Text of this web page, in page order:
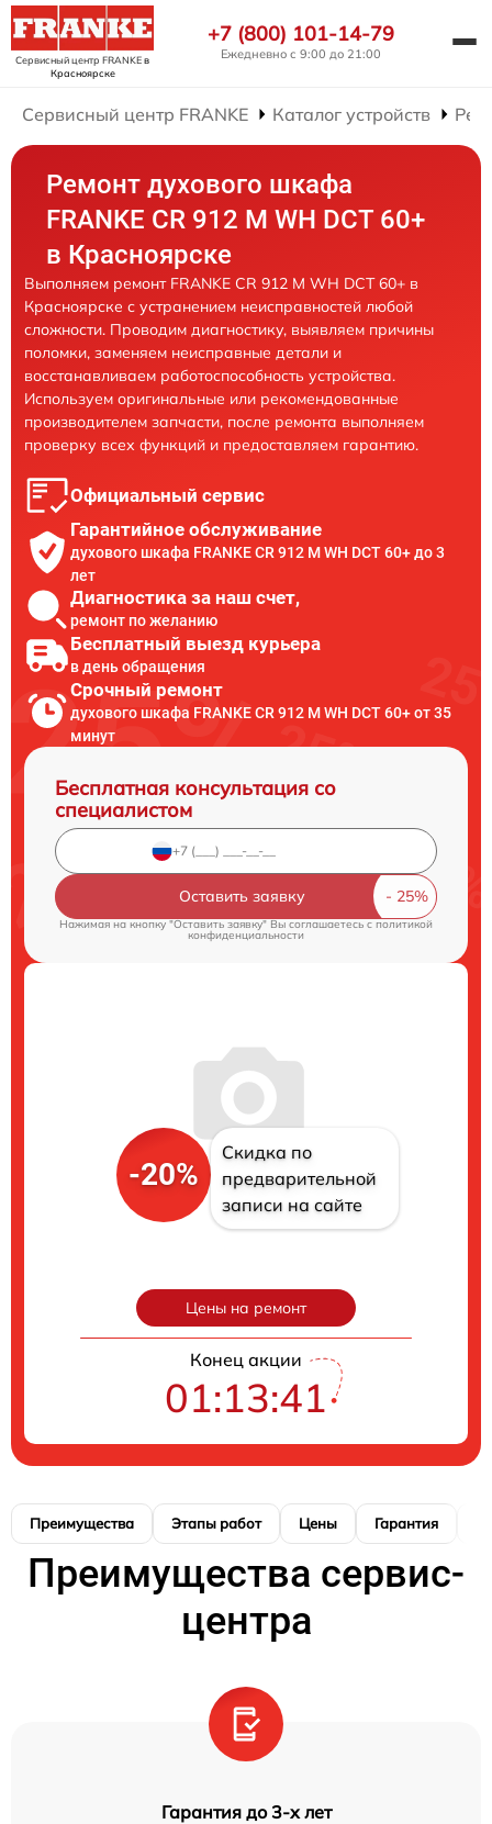
Сервисный центр FRANKEв
Красноярске
+7 (800) 101-14-79
Ежедневно с 9:00 до 21:00
Сервисный центр FRANKE Каталог устройств
Ремонт духового шкафа
FRANKE CR 912 M WH DCT 60+
в Красноярске
Выполняем ремонт FRANKE CR 912 M WH DCT 60+ в
Красноярске с устранением неисправностей любой
сложности. Проводим диагностику, выявляем причины
поломки, заменяем неисправные детали и
восстанавливаем работоспособность устройства.
Используем оригинальные или рекомендованные
производителем запчасти, после ремонта выполняем
проверку всех функций и предоставляем гарантию.
Официальный сервис
Гарантийное обслуживание
духового шкафа FRANKE CR 912 M WH DCT 60+ до 3
лет
Диагностика за наш счет,
ремонт по желанию
Бесплатный выезд курьера
в день обращения
Срочный ремонт
духового шкафа FRANKE CR 912 M WH DCT 60+ от 35
минут
Бесплатная консультация со
специалистом
Оставить заявку
Нажимая на кнопку "Оставить заявку" Вы соглашаетесь cполитикой
конфиденциальности
-20%
Скидка по
предварительной
записи на сайте
Цены на ремонт
Конец акции
01:13:40
Преимущества Этапы работ Цены Гарантия
Преимущества сервис-
центра
Гарантия до 3-х лет